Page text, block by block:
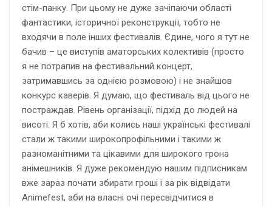
стім-панку. При цьому не дуже зачіпаючи області
фантастики, історичної реконструкції, тобто не
входячи в поле інших фестивалів. Єдине, чого я тут не
бачив – це виступів аматорських колективів (просто
я не потрапив на фестивальний концерт,
затримавшись за однією розмовою) і не знайшов
конкурс каверів. Я думаю, що фестиваль від цього не
постраждав. Рівень організації, підхід до людей на
висоті. Я б хотів, аби колись наші українські фестивалі
стали ж такими широкопрофільними і такими ж
разноманітними та цікавими для широкого грона
анімешників. Я дуже рекомендую нашим підписникам
вже зараз почати збирати гроші і за рік відвідати
Animefest, аби на власні очі пересвідчитися в